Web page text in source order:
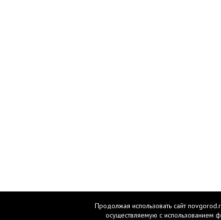
Продолжая использовать сайт
осуществляемую с использованием